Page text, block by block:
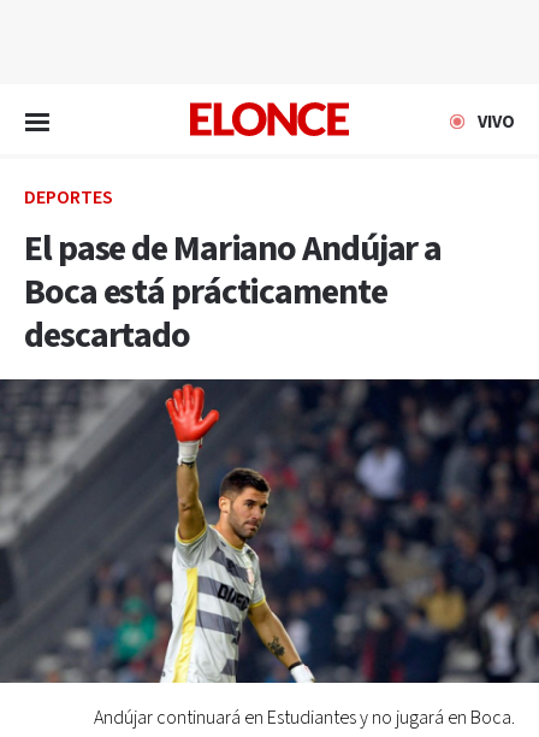
VIVO
DEPORTES
El pase de Mariano Andújar a
Boca está prácticamente
descartado
Andújar continuará en Estudiantes y no jugará en Boca.